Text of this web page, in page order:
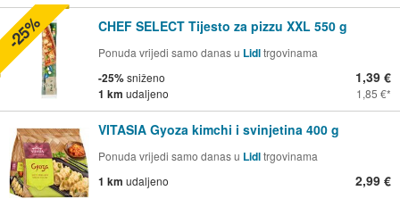
CHEF SELECT Tijesto za pizzu XXL 550 g
Ponuda vrijedi samo danas u Lidltrgovinama
-25%sniženo
1 km udaljeno
1,39 €
1,85 €
-25%
VITASIA Gyoza kimchi i svinjetina 400 g
Ponuda vrijedi samo danas u Lidltrgovinama
1 km udaljeno 2,99 €